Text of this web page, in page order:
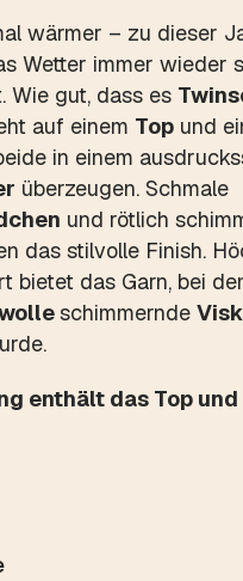
wärmer – zu dieser
Wetter immer wieder
Wie gut, dass es
auf einem Top und
in einem
überzeugen. Schmale
und rötlich
das stilvolle Finish.
bietet das Garn, bei
schimmernde
enthält das Top